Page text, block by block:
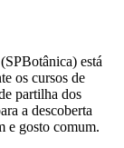
está
os cursos de
partilha dos
a descoberta
e gosto comum.